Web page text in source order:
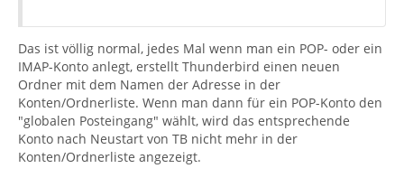
Das ist völlig normal, jedes Mal wenn man ein POP- oder ein
IMAP-Konto anlegt, erstellt Thunderbird einen neuen
Ordner mit dem Namen der Adresse in der
Konten/Ordnerliste. Wenn man dann für ein POP-Konto den
"globalen Posteingang" wählt, wird das entsprechende
Konto nach Neustart von TB nicht mehr in der
Konten/Ordnerliste angezeigt.